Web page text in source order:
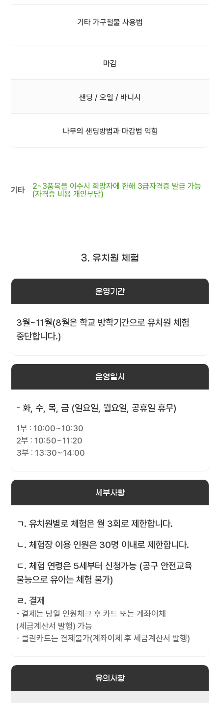
기타 가구철물 사용법
마감
샌딩 / 오일 / 바니시
나무의 샌딩방법과 마감법 익힘
기타
2~3품목을 이수시 희망자에 한해 3급자격증 발급 가능
(자격증 비용 개인부담)
3. 유치원 체험
운영기간
3월~11월(8월은 학교 방학기간으로 유치원 체험
중단합니다.)
운영일시
- 화, 수, 목, 금 (일요일, 월요일, 공휴일 휴무)
1부 : 10:00~10:30
2부 : 10:50~11:20
3부 : 13:30~14:00
세부사항
ㄱ. 유치원별로 체험은 월 3회로 제한합니다.
ㄴ. 체험장 이용 인원은 30명 이내로 제한합니다.
ㄷ. 체험 연령은 5세부터 신청가능 (공구 안전교육
불능으로 유아는 체험 불가)
ㄹ. 결제
- 결제는 당일 인원체크 후 카드 또는 계좌이체
(세금계산서 발행) 가능
- 클린카드는 결제불가(계좌이체 후 세금계산서 발행)
유의사항